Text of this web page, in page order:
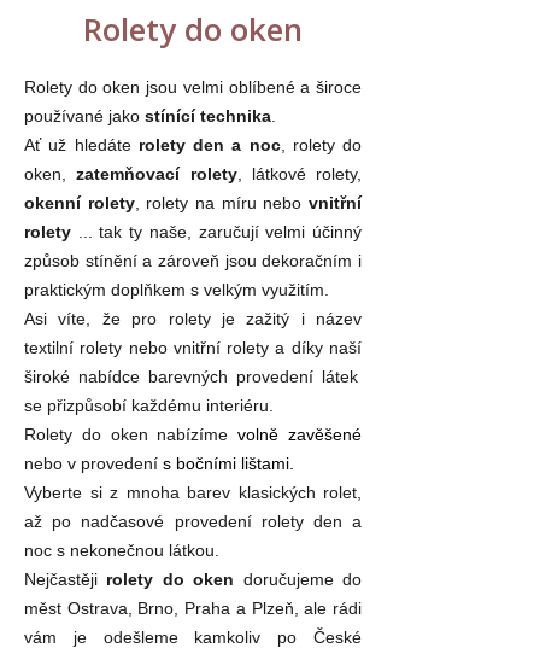
Rolety do oken
Rolety do oken jsou velmi oblíbené a široce
používané jako stínící technika
Ať už hledáte rolety den a noc, rolety do
oken,zatemňovací rolety, látkové rolety,
okenní rolety, rolety na míru nebovnitřní
rolety ... tak ty naše, zaručují velmi účinný
způsob stínění a zároveň jsou dekoračním i
praktickým doplňkem s velkým využitím.
Asi víte, že pro rolety je zažitý i název
textilní rolety nebo vnitřní rolety a díky naší
široké nabídce barevných provedení látek
se přizpůsobí každému interiéru.
Rolety do oken nabízímevolně zavěšené
nebo v provedení s bočními lištami.
Vyberte si z mnoha barev klasických rolet,
až po nadčasové provedení rolety den a
noc s nekonečnou látkou.
Nejčastěji rolety do oken doručujeme do
měst Ostrava, Brno, Praha a Plzeň, ale rádi
vám je odešleme kamkoliv po České